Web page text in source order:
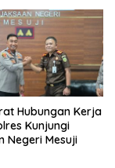
Hubungan Kerja
Kunjungi
Negeri Mesuji